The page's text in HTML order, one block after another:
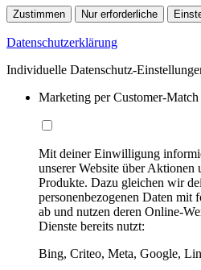
Zustimmen Nur erforderliche
Datenschutzerklärung
Individuelle Datenschutz-
Marketing per Customer-Match
Mit deiner Einwilligung
unserer Website über Aktionen
Produkte. Dazu gleichen wir
personenbezogenen Daten mit
ab und nutzen deren Online-
Dienste bereits nutzt:
Bing, Criteo, Meta, Google,